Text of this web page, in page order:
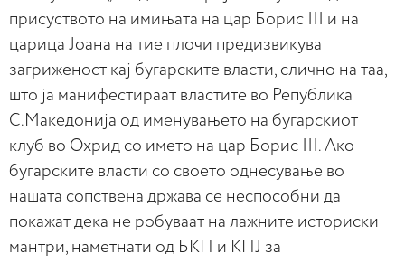
присуството на имињата на цар Борис III и на
царица Јоана на тие плочи предизвикува
загриженост кај бугарските власти, слично на таа,
што ја манифестираат властите во Република
С.Македонија од именувањето на бугарскиот
клуб во Охрид со името на цар Борис III. Ако
бугарските власти со своето однесување во
нашата сопствена држава се неспособни да
покажат дека не робуваат на лажните историски
мантри, наметнати од БКП и КПЈ за